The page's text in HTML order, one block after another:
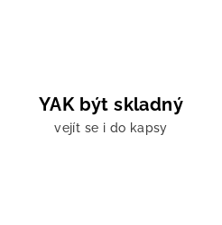
YAK být skladný
vejít se i do kapsy